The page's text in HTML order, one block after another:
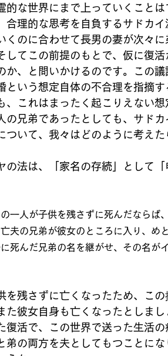
な世界にまで上っていくことは
理的な思考を自負するサドカイ
のに合わせて長男の妻が次々に
てこの前提のもとで、仮に復活
、と問いかけるのです。この議
という想定自体の不合理を指摘
これはまったく起こりえない想
の兄弟であったとしても、サド
ついて、我々はどのように考えた
の法は、「家名の存続」として
一人が子供を残さずに死んだならば
夫の兄弟が彼女のところに入り、め
死んだ兄弟の名を継がせ、その名が
を残さずに亡くなったため、こ
た彼女自身も亡くなったとしま
復活で、この世界で送った生活
弟の両方を夫としてもつことにな